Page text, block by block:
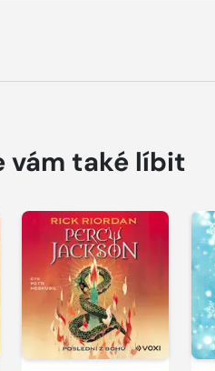
vám také líbit
Přehrát
ukázku